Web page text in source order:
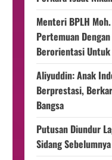
Menteri BPLH
Pertemuan
Berorientasi
Aliyuddin: Anak
Berprestasi,
Bangsa
Putusan Diundur
Sidang